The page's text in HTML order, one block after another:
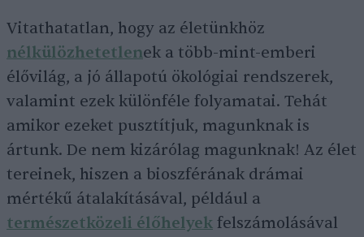
Vitathatatlan, hogy az életünkhöz
nélkülözhetetlenek a több-mint-emberi
élővilág, a jó állapotú ökológiai rendszerek,
valamint ezek különféle folyamatai. Tehát
amikor ezeket pusztítjuk, magunknak is
ártunk. De nem kizárólag magunknak! Az élet
tereinek, hiszen a bioszférának drámai
mértékű átalakításával, például a
természetközeli élőhelyek felszámolásával